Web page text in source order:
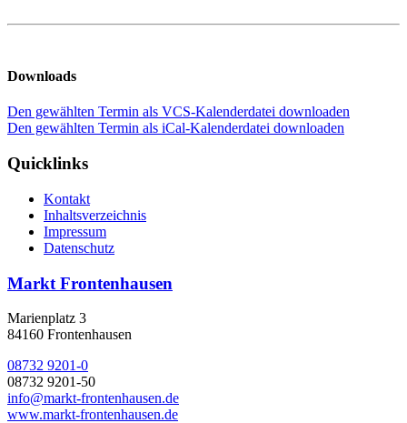
Downloads
Den gewählten Termin als VCS-Kalenderdatei downloaden
Den gewählten Termin als iCal-Kalenderdatei downloaden
Quicklinks
Kontakt
Inhaltsverzeichnis
Impressum
Datenschutz
Markt Frontenhausen
Marienplatz 3
84160 Frontenhausen
08732 9201-0
08732 9201-50
info@markt-frontenhausen.de
www.markt-frontenhausen.de